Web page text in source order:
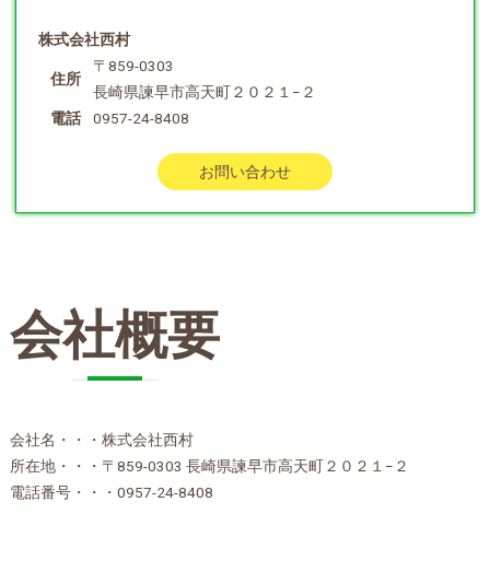
株式会社西村
住所
〒859-0303
長崎県諫早市高天町２０２１−２
電話
0957-24-8408
お問い合わせ
会社概要
会社名・・・株式会社西村
所在地・・・〒859-0303 長崎県諫早市高天町２０２１−２
電話番号・・・0957-24-8408